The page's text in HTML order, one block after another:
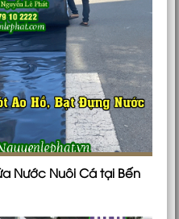
Nước Nuôi Cá tại Bến